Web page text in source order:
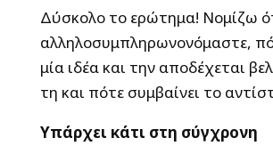
Δύσκολο το ερώτημα! Νομίζω
αλληλοσυμπληρωνονόμαστε,
μία ιδέα και την αποδέχεται
τη και πότε συμβαίνει το
Υπάρχει κάτι στη σύγχρονη